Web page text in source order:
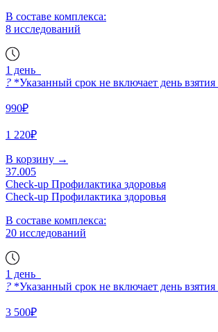
В составе комплекса:
8 исследований
1 день
? *Указанный срок не включает день взятия
990₽
1 220₽
В корзину →
37.005
Check-up Профилактика здоровья
Check-up Профилактика здоровья
В составе комплекса:
20 исследований
1 день
? *Указанный срок не включает день взятия
3 500₽